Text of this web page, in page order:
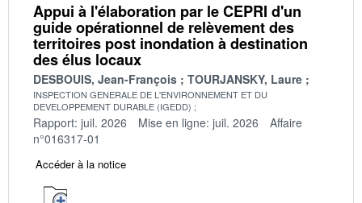
Appui à l'élaboration par le CEPRI d'un
guide opérationnel de relèvement des
territoires post inondation à destination
des élus locaux
DESBOUIS, Jean-François TOURJANSKY, Laure
INSPECTION GENERALE DE L'ENVIRONNEMENT ET DU
DEVELOPPEMENT DURABLE (IGEDD)
Rapport: juil. 2026 Mise en ligne: juil. 2026
Affaire
n°016317-01
Accéder à la notice